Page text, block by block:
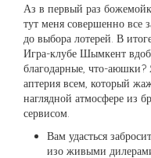
Аз в первый раз
тут меня совершенно все
до выбора лотерей. В
Игра-клубе Шымкент
благодарные, что-аюшки?
аптерия всем, который
наглядной атмосфере из
сервисом.
Вам удасться
изо живыми